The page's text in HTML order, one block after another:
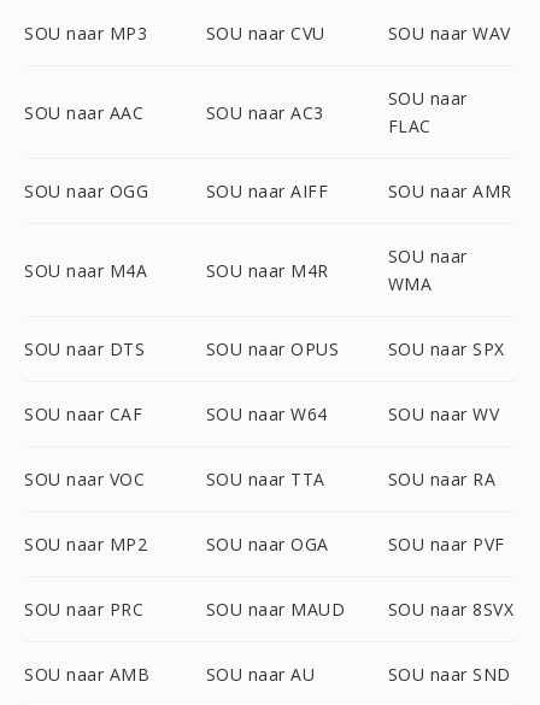
SOU naar MP3 SOU naar CVU SOU naar WAV
SOU naar AAC SOU naar AC3
SOU naar
FLAC
SOU naar OGG SOU naar AIFF SOU naar AMR
SOU naar M4A SOU naar M4R
SOU naar
WMA
SOU naar DTS SOU naar OPUS SOU naar SPX
SOU naar CAF SOU naar W64 SOU naar WV
SOU naar VOC SOU naar TTA SOU naar RA
SOU naar MP2 SOU naar OGA SOU naar PVF
SOU naar PRC SOU naar MAUD SOU naar 8SVX
SOU naar AMB SOU naar AU SOU naar SND